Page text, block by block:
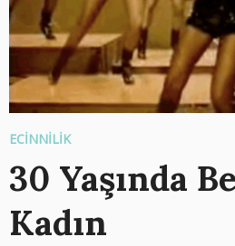
ECİNNİLİK
30 Yaşında
Kadın